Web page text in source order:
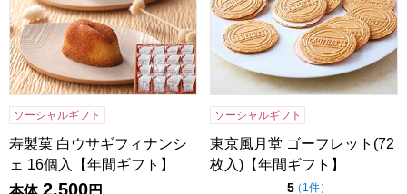
ソーシャルギフト
寿製菓 白ウサギフィナンシ
ェ 16個入【年間ギフト】
本体 2,500円
ソーシャルギフト
東京風月堂 ゴーフレット(72
枚入)【年間ギフト】
5点（5点満点中）
（ 1件の評価
）